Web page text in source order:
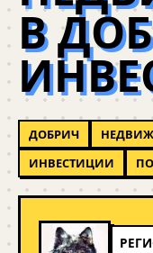
В
ДОБРИЧ
ИНВЕСТИЦИИ